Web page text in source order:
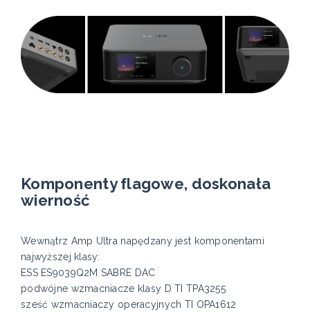
Komponenty flagowe, doskonała
wierność
Wewnątrz Amp Ultra napędzany jest komponentami
najwyższej klasy:
ESS ES9039Q2M SABRE DAC
podwójne wzmacniacze klasy D TI TPA3255
sześć wzmacniaczy operacyjnych TI OPA1612